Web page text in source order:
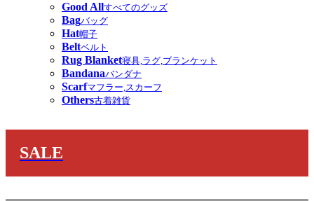
Good Allすべてのグッズ
Bagバッグ
Hat帽子
Beltベルト
Rug Blanket寝具,ラグ,ブランケット
Bandanaバンダナ
Scarfマフラー,スカーフ
Others古着雑貨
SALE